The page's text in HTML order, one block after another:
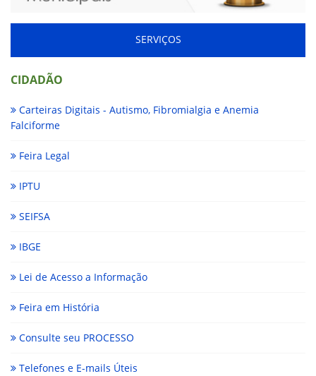
SERVIÇOS
CIDADÃO
Carteiras Digitais - Autismo, Fibromialgia e Anemia
Falciforme
Feira Legal
IPTU
SEIFSA
IBGE
Lei de Acesso a Informação
Feira em História
Consulte seu PROCESSO
Telefones e E-mails Úteis